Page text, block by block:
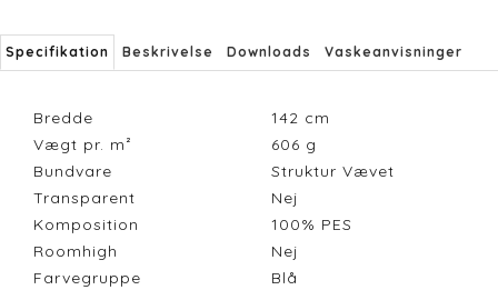
Specifikation Beskrivelse Downloads Vaskeanvisninger
Bredde 142 cm
Vægt pr. m²
606 g
Bundvare
Struktur Vævet
Transparent
Nej
Komposition
100% PES
Roomhigh
Nej
Farvegruppe
Blå